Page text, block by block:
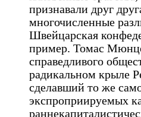
признавали друг
многочисленные
Швейцарская
пример. Томас
справедливого
радикальном крыле
сделавший то же
экспроприируемых